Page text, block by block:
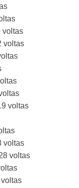
voltas
voltas
voltas
voltas
voltas